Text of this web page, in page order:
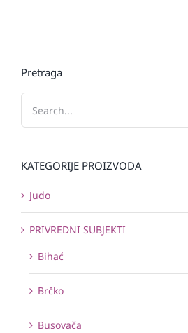
Pretraga
KATEGORIJE PROIZVODA
Judo
PRIVREDNI SUBJEKTI
Bihać
Brčko
Busovača